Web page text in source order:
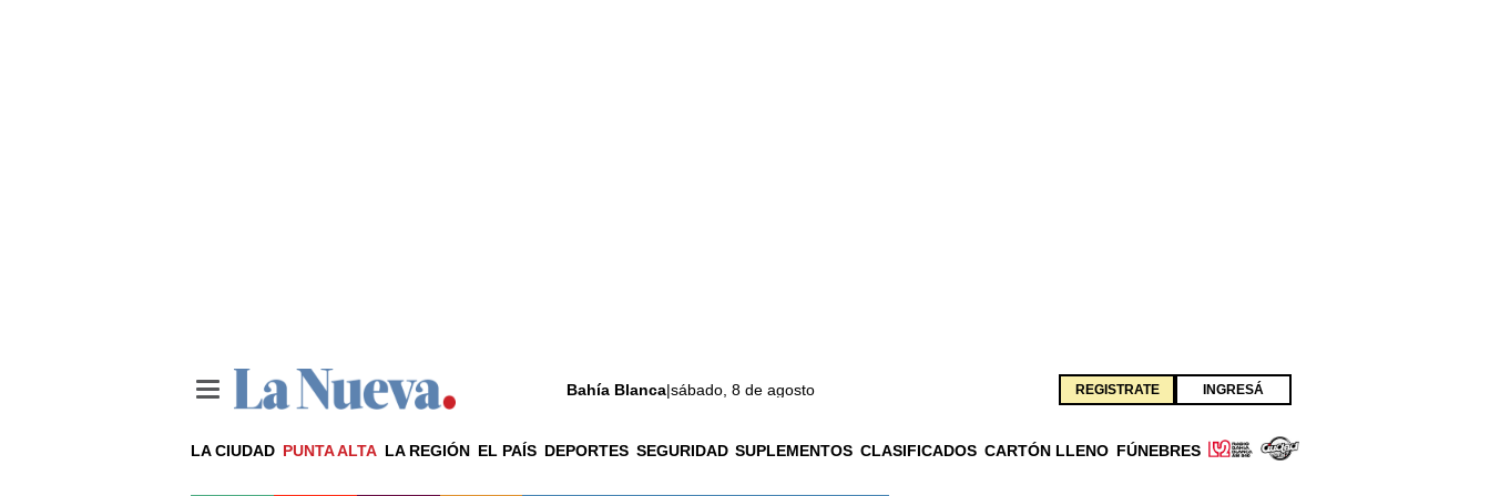
Bahía Blanca|sábado, 8 de agosto REGISTRATE INGRESÁ
LA CIUDAD PUNTA ALTA LA REGIÓN EL PAÍS DEPORTES SEGURIDAD SUPLEMENTOS CLASIFICADOS CARTÓN LLENO FÚNEBRES